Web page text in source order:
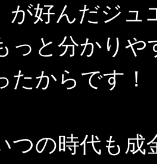
が好んだジ
っと分かり
たからです！
つの時代も